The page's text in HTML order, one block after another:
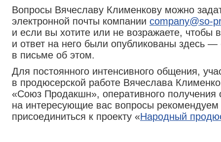
Вопросы Вячеславу Клименкову можно
электронной почты компании company@so-
и если вы хотите или не возражаете, чтобы
и ответ на него были опубликованы здесь
в письме об этом.
Для постоянного интенсивного общения,
в продюсерской работе Вячеслава
«Союз Продакшн», оперативного получения
на интересующие вас вопросы рекомендуем
присоединиться к проекту «Народный